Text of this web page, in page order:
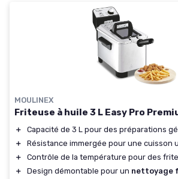
MOULINEX
Friteuse à huile 3 L Easy Pro
＋
Capacité de 3 L pour des préparations
＋
Résistance immergée pour une cuisson
＋
Contrôle de la température pour des
＋
Design démontable pour un nettoyage